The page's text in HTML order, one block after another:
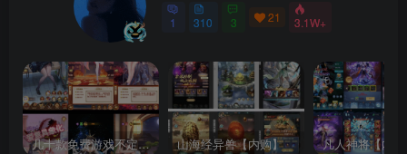
1 310 3 21 3.1W+
几十款免费游戏不定时更新自行测试 山海经异兽【内购】 凡人神将【内